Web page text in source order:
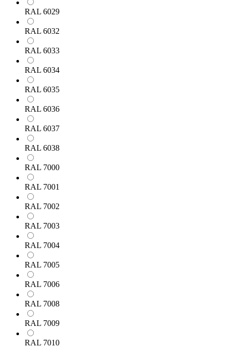
RAL 6029
RAL 6032
RAL 6033
RAL 6034
RAL 6035
RAL 6036
RAL 6037
RAL 6038
RAL 7000
RAL 7001
RAL 7002
RAL 7003
RAL 7004
RAL 7005
RAL 7006
RAL 7008
RAL 7009
RAL 7010